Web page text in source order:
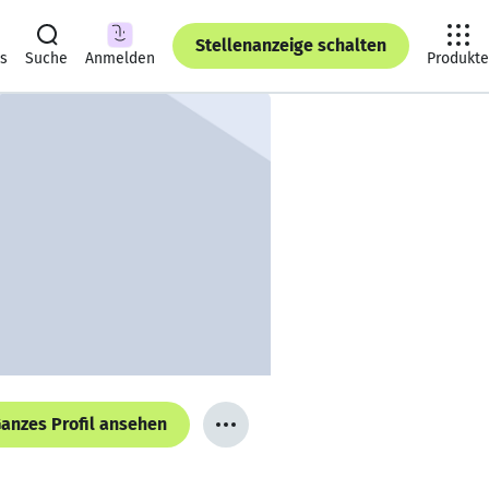
Suche Anmelden
Stellenanzeige schalten
Produkte
Profil ansehen